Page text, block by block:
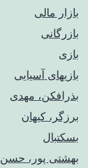
بازار مالی
بازرگانی
بازی
بازیهای آسیایی
بذرافکن، مهدی
برزگر، کیهان
بسکتبال
بهشتی پور، حسن